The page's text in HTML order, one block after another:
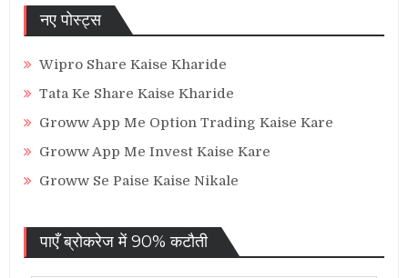
नए पोस्ट्स
Wipro Share Kaise Kharide
Tata Ke Share Kaise Kharide
Groww App Me Option Trading Kaise Kare
Groww App Me Invest Kaise Kare
Groww Se Paise Kaise Nikale
पाएँ ब्रोकरेज में 90% कटौती